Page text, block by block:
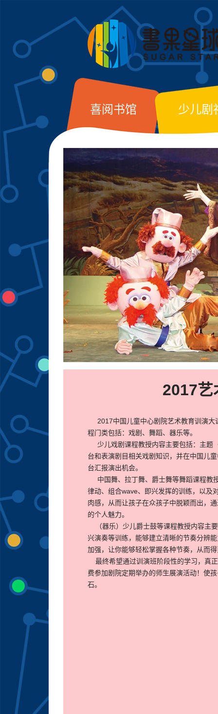
喜阅书馆 少儿剧
2017艺
2017中国儿童中心剧院艺术教育训演大
程门类包括：戏剧、舞蹈、器乐等。
少儿戏剧课程教授内容主要包括：主题
台和表演剧目相关戏剧知识，并在中国儿
台汇报演出机会。
中国舞、拉丁舞、爵士舞等舞蹈课程教
律动、组合wave、即兴发挥的训练，以及
肉感，从而让孩子在众孩子中脱颖而出，
的个人魅力。
（器乐）少儿爵士鼓等课程教授内容主
兴演奏等训练，能够建立清晰的节奏分辨
加强，让你能够轻松掌握各种节奏，从而
最终希望通过训演班阶段性的学习，真
费参加剧院定期举办的师生展演活动！使
石。